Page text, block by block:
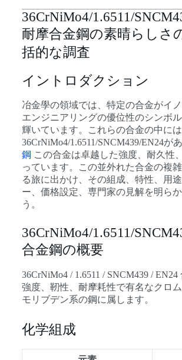
36CrNiMo4/1.6511/
耐摩合金鋼の素晴らしさ
括的な調査
イントロダクション
冶金學の領域では、特定の合金がイ
エンジニアリングの優位性のシンボ
輝いています。これらの合金の中には
36CrNiMo4/1.6511/SNCM439/EN24が
鋼 この合金は卓越した強度、耐久性
っています。この並外れた合金の複
る旅に出かけ、その組成、特性、用
ー、価格設定、専門家の見解を明ら
う。
36CrNiMo4/1.6511/
合金鋼の概要
36CrNiMo4 / 1.6511 / SNCM439 /
強度、靭性、耐摩耗性で有名なクロ
モリブデン系の鋼に属します。
化学組成